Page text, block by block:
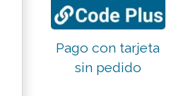
Pago con tarjeta
sin pedido